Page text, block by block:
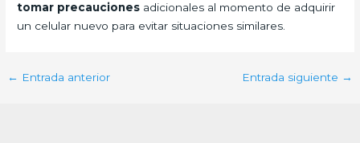
tomar precauciones adicionales al momento de adquirir
un celular nuevo para evitar situaciones similares.
← Entrada anterior Entrada siguiente →